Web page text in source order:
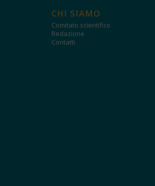
CHI SIAMO
Comitato scientifico
Redazione
Contatti